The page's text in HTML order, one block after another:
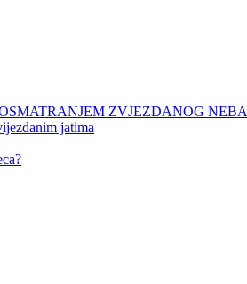
ZVJEZDANOG NEBA
jatima